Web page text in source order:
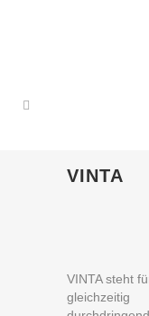
VINTA
VINTA steht